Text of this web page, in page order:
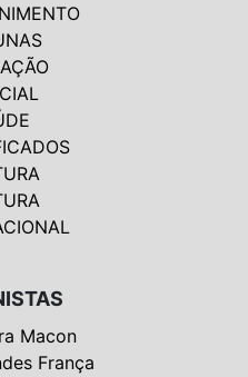
Macon
França